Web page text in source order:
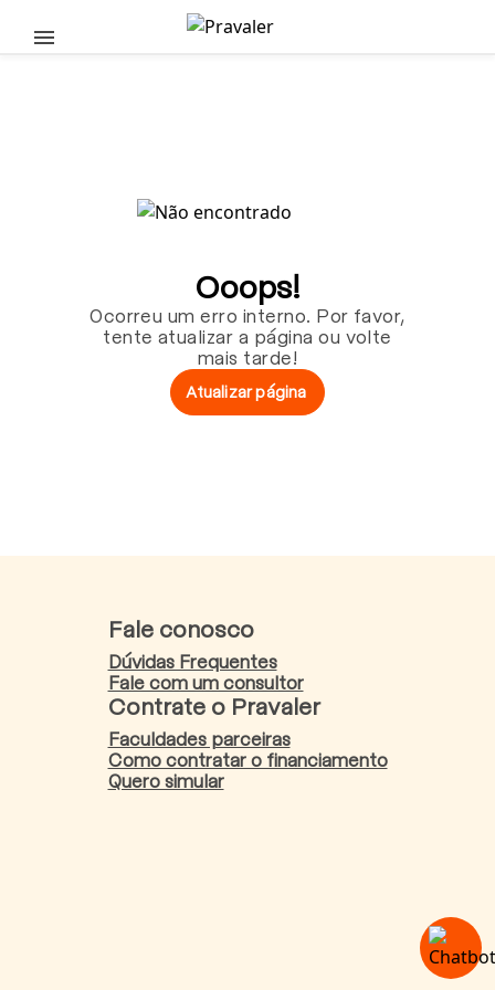
Pular para o conteúdo principal
Ooops!
Ocorreu um erro interno. Por favor,
tente atualizar a página ou volte
mais tarde!
Atualizar página
Fale conosco
Dúvidas Frequentes
Fale com um consultor
Contrate o Pravaler
Faculdades parceiras
Como contratar o financiamento
Quero simular